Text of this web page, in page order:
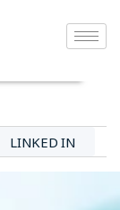
LINKED IN